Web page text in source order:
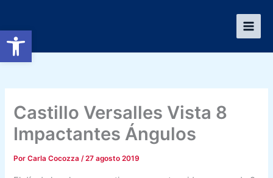
Abrir barra de herramientas
contenido
Castillo Versalles Vista 8
Impactantes Ángulos
PorCarla Cocozza/27 agosto 2019